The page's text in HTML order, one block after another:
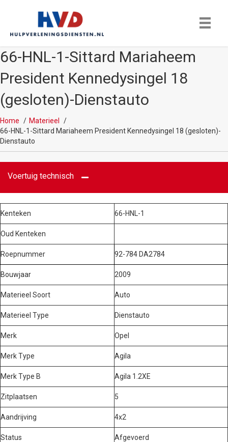
66-HNL-1-Sittard Mariaheem
President Kennedysingel 18
(gesloten)-Dienstauto
Home
Materieel
66-HNL-1-Sittard Mariaheem President Kennedysingel 18 (gesloten)-
Dienstauto
Voertuig technisch
Kenteken 66-HNL-1
Oud Kenteken
Roepnummer 92-784 DA2784
Bouwjaar 2009
Materieel Soort Auto
Materieel Type Dienstauto
Merk Opel
Merk Type Agila
Merk Type B Agila 1.2XE
Zitplaatsen 5
Aandrijving 4x2
Status Afgevoerd